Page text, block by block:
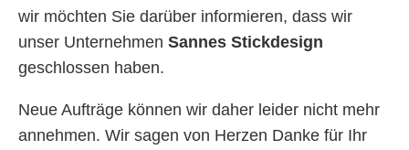
wir möchten Sie darüber informieren, dass wir
unser Unternehmen Sannes Stickdesign
geschlossen haben.
Neue Aufträge können wir daher leider nicht mehr
annehmen. Wir sagen von Herzen Danke für Ihr